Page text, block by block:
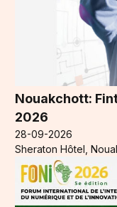
Nouakchott:
2026
28-09-2026
Sheraton Hôtel,